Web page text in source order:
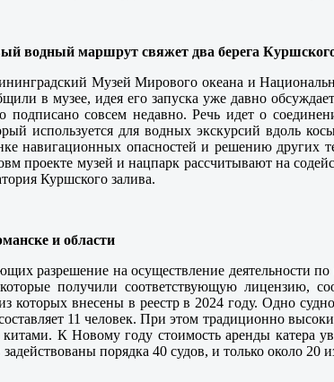
водный маршрут свяжет два берега
Музей Мирового океана и
в музее, идея его запуска уже давно
подписано совсем недавно. Речь идет о
используется для водных экскурсий вдоль
навигационных опасностей и решению других
проекте музей и нацпарк рассчитывают на
Куршского залива.
и области
разрешение на осуществление деятельности
получили соответствующую лицензию,
внесены в реестр в 2024 году. Одно
11 человек. При этом традиционно
К Новому году стоимость аренды
порядка 40 судов, и только около